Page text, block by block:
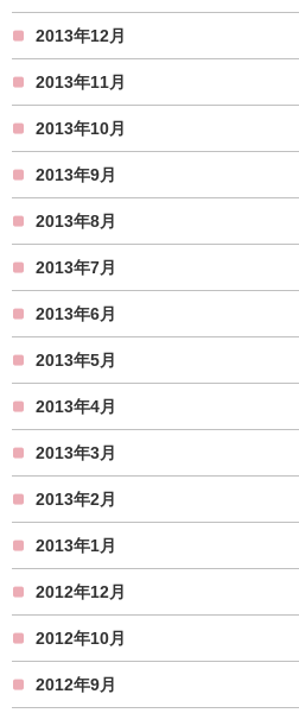
2013年12月
2013年11月
2013年10月
2013年9月
2013年8月
2013年7月
2013年6月
2013年5月
2013年4月
2013年3月
2013年2月
2013年1月
2012年12月
2012年10月
2012年9月